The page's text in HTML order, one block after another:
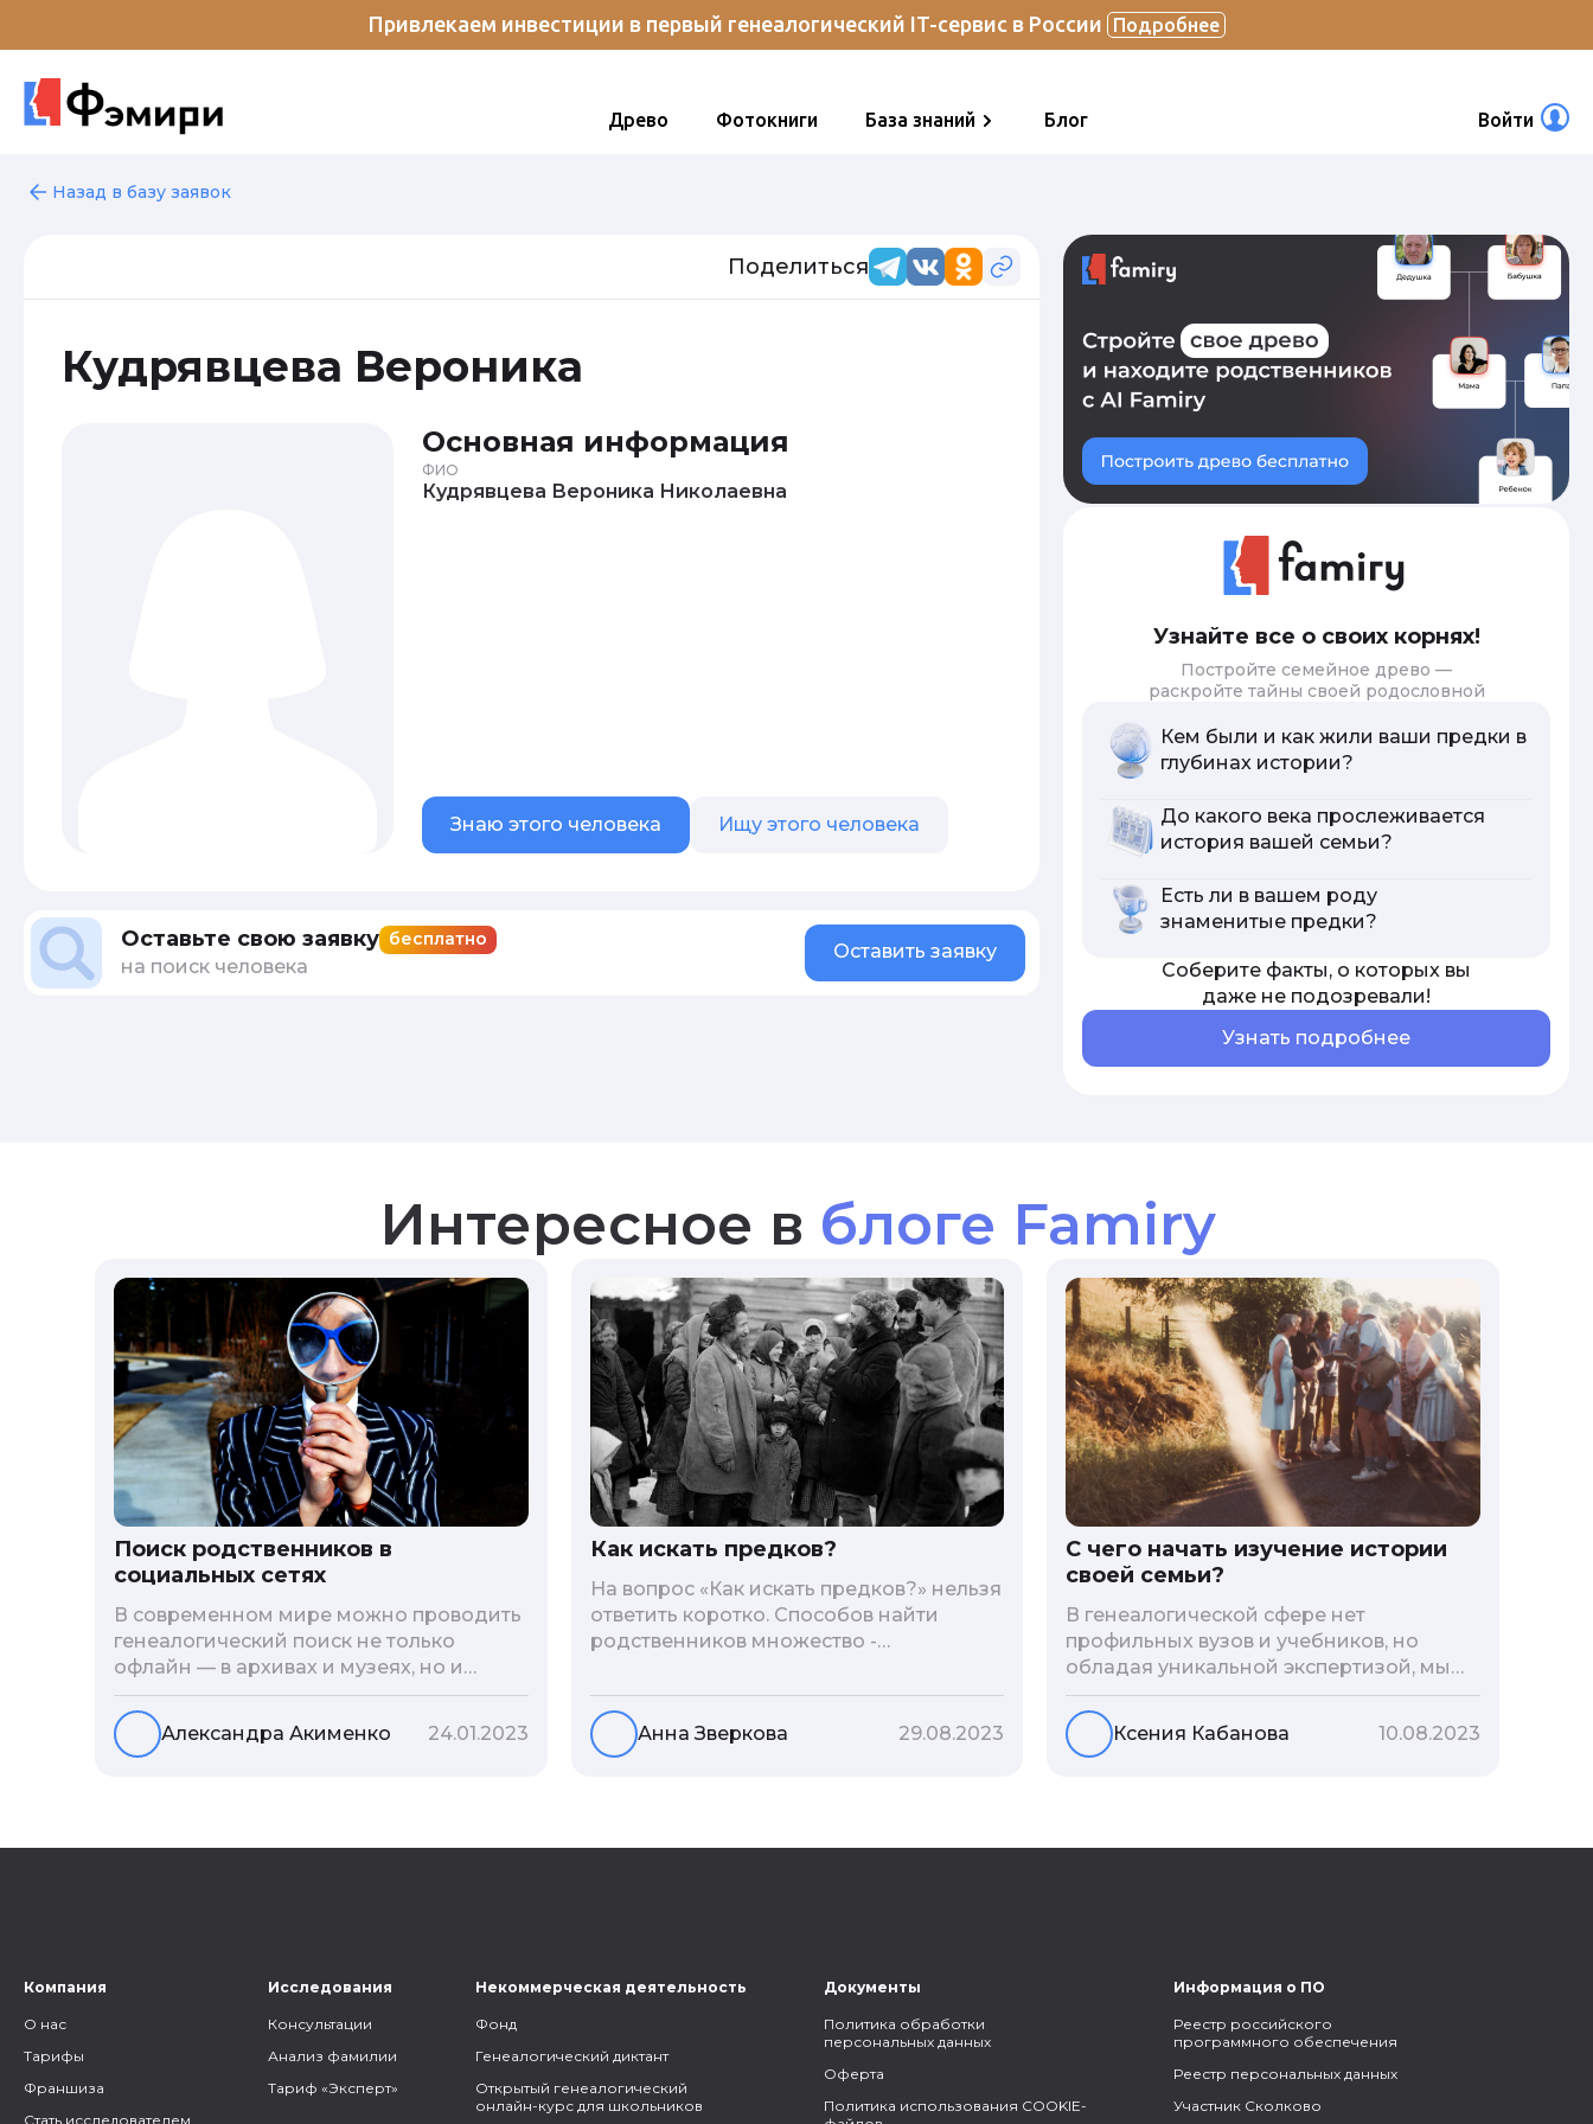
Привлекаем инвестиции в первый генеалогический IT-сервис в России Подробнее
Древо Фотокниги База знаний Блог Войти
Назад в базу заявок
Поделиться
Кудрявцева Вероника
Основная информация
ФИО
Кудрявцева Вероника Николаевна
Знаю этого человека Ищу этого человека
Оставьте свою заявку бесплатно
на поиск человека
Оставить заявку
Узнайте все о своих корнях!
Постройте семейное древо —
раскройте тайны своей родословной
Кем были и как жили ваши предки в
глубинах истории?
До какого века прослеживается
история вашей семьи?
Есть ли в вашем роду
знаменитые предки?
Соберите факты, о которых вы
даже не подозревали!
Узнать подробнее
Интересное в блоге Famiry
Поиск родственников в
социальных сетях
В современном мире можно проводить
генеалогический поиск не только
офлайн — в архивах и музеях, но и
воспользоваться интернетом. Сегодня
мы расскажем вам как и в каких
социальных сетях можно провести
то, как грамотно построить с ними
Александра Акименко 24.01.2023
Как искать предков?
На вопрос «Как искать предков?» нельзя
ответить коротко. Способов найти
родственников множество -
социальные сети, ДНК-тесты, онлайн-
базы. Именно поэтому мы сделали для
вас подборку лучших статей блога
Анна Зверкова 29.08.2023
С чего начать изучение истории
своей семьи?
В генеалогической сфере нет
профильных вузов и учебников, но
обладая уникальной экспертизой, мы
разработали авторскую методологию
проведения архивно-генеалогических
исследований, ее мы закладываем и
Ксения Кабанова 10.08.2023
Компания
О нас
Тарифы
Франшиза
Стать исследователем
Исследования
Консультации
Анализ фамилии
Тариф «Эксперт»
Некоммерческая деятельность
Фонд
Генеалогический диктант
Открытый генеалогический
онлайн-курс для школьников
Документы
Политика обработки
персональных данных
Оферта
Политика использования COOKIE-
Информация о ПО
Реестр российского
программного обеспечения
Реестр персональных данных
Участник Сколково